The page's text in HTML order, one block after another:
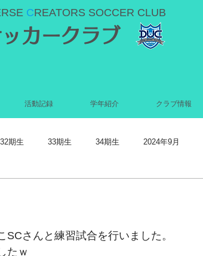
CREATORS SOCCER CLUB
カークラブ
活動記録 学年紹介 クラブ情報
32期生 33期生 34期生 2024年9月
2021年7月 2021年6月 2021年5月
さんと練習試合を行いました。
たｗ